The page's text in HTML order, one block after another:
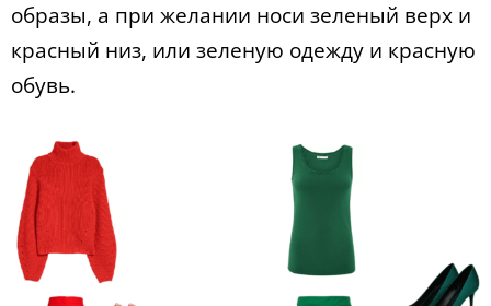
образы, а при желании носи зеленый верх и
красный низ, или зеленую одежду и красную
обувь.